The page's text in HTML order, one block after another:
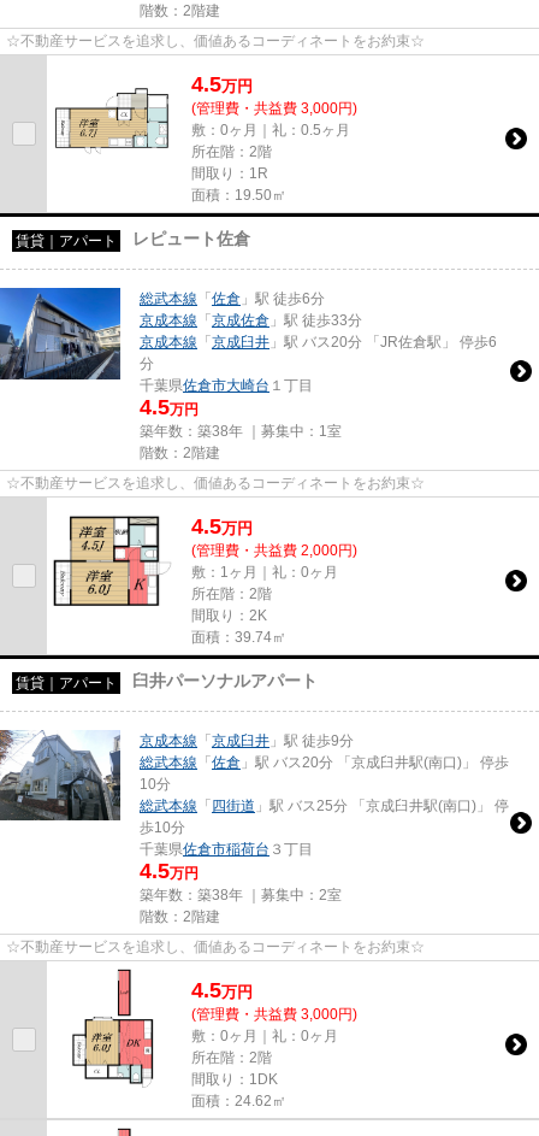
階数：2階建
☆不動産サービスを追求し、価値あるコーディネートをお約束☆
4.5万円
(管理費・共益費 3,000円)
敷：0ヶ月｜礼：0.5ヶ月
所在階：2階
間取り：1R
面積：19.50㎡
賃貸｜アパート レピュート佐倉
総武本線 「 佐倉 」駅 徒歩6分
京成本線 「 京成佐倉 」駅 徒歩33分
京成本線 「 京成臼井 」駅 バス20分 「JR佐倉駅」 停歩6
分
千葉県佐倉市大崎台 １丁目
4.5万円
築年数：築38年 ｜募集中： 1室
階数：2階建
☆不動産サービスを追求し、価値あるコーディネートをお約束☆
4.5万円
(管理費・共益費 2,000円)
敷：1ヶ月｜礼：0ヶ月
所在階：2階
間取り：2K
面積：39.74㎡
賃貸｜アパート 臼井パーソナルアパート
京成本線 「 京成臼井 」駅 徒歩9分
総武本線 「 佐倉 」駅 バス20分 「京成臼井駅(南口)」 停歩
10分
総武本線 「 四街道 」駅 バス25分 「京成臼井駅(南口)」 停
歩10分
千葉県佐倉市稲荷台 ３丁目
4.5万円
築年数：築38年 ｜募集中： 2室
階数：2階建
☆不動産サービスを追求し、価値あるコーディネートをお約束☆
4.5万円
(管理費・共益費 3,000円)
敷：0ヶ月｜礼：0ヶ月
所在階：2階
間取り：1DK
面積：24.62㎡